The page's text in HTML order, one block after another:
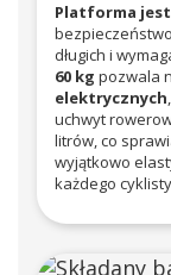
Platforma
długich i
60 kg pozwala
elektrycznych
uchwyt
litrów, co
wyjątkowo
każdego